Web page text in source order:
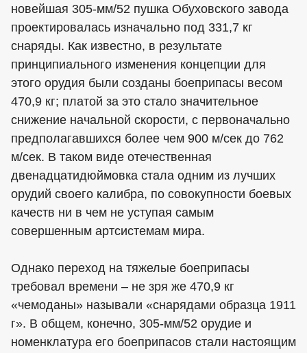
новейшая 305-мм/52 пушка Обуховского завода
проектировалась изначально под 331,7 кг
снаряды. Как известно, в результате
принципиального изменения концепции для
этого орудия были созданы боеприпасы весом
470,9 кг; платой за это стало значительное
снижение начальной скорости, с первоначально
предполагавшихся более чем 900 м/сек до 762
м/сек. В таком виде отечественная
двенадцатидюймовка стала одним из лучших
орудий своего калибра, по совокупности боевых
качеств ни в чем не уступая самым
совершенным артсистемам мира.
Однако переход на тяжелые боеприпасы
требовал времени – не зря же 470,9 кг
«чемоданы» называли «снарядами образца 1911
г». В общем, конечно, 305-мм/52 орудие и
номенклатура его боеприпасов стали настоящим